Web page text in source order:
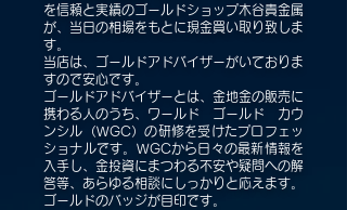
を信頼と実績のゴールドショップ木谷貴金属
が、当日の相場をもとに現金買い取り致しま
す。
当店は、ゴールドアドバイザーがいておりま
すので安心です。
ゴールドアドバイザーとは、金地金の販売に
携わる人のうち、ワールド ゴールド カウ
ンシル（WGC）の研修を受けたプロフェッ
ショナルです。WGCから日々の最新情報を
入手し、金投資にまつわる不安や疑問への解
答等、あらゆる相談にしっかりと応えます。
ゴールドのバッジが目印です。